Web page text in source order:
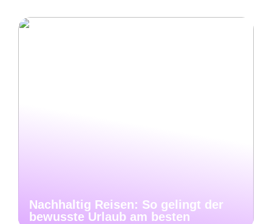
Nachhaltig Reisen: So gelingt der
bewusste Urlaub am besten